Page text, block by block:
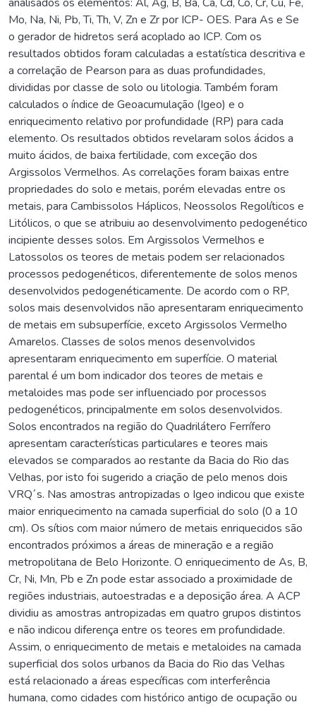
Mo, Na, Ni, Pb, Ti, Th, V, Zn e Zr por ICP- OES. Para As e Se
o gerador de hidretos será acoplado ao ICP. Com os
resultados obtidos foram calculadas a estatística descritiva e
a correlação de Pearson para as duas profundidades,
divididas por classe de solo ou litologia. Também foram
calculados o índice de Geoacumulação (Igeo) e o
enriquecimento relativo por profundidade (RP) para cada
elemento. Os resultados obtidos revelaram solos ácidos a
muito ácidos, de baixa fertilidade, com exceção dos
Argissolos Vermelhos. As correlações foram baixas entre
propriedades do solo e metais, porém elevadas entre os
metais, para Cambissolos Háplicos, Neossolos Regolíticos e
Litólicos, o que se atribuiu ao desenvolvimento pedogenético
incipiente desses solos. Em Argissolos Vermelhos e
Latossolos os teores de metais podem ser relacionados
processos pedogenéticos, diferentemente de solos menos
desenvolvidos pedogenéticamente. De acordo com o RP,
solos mais desenvolvidos não apresentaram enriquecimento
de metais em subsuperfície, exceto Argissolos Vermelho
Amarelos. Classes de solos menos desenvolvidos
apresentaram enriquecimento em superfície. O material
parental é um bom indicador dos teores de metais e
metaloides mas pode ser influenciado por processos
pedogenéticos, principalmente em solos desenvolvidos.
Solos encontrados na região do Quadrilátero Ferrífero
apresentam características particulares e teores mais
elevados se comparados ao restante da Bacia do Rio das
Velhas, por isto foi sugerido a criação de pelo menos dois
VRQ´s. Nas amostras antropizadas o Igeo indicou que existe
maior enriquecimento na camada superficial do solo (0 a 10
cm). Os sítios com maior número de metais enriquecidos são
encontrados próximos a áreas de mineração e a região
metropolitana de Belo Horizonte. O enriquecimento de As, B,
Cr, Ni, Mn, Pb e Zn pode estar associado a proximidade de
regiões industriais, autoestradas e a deposição área. A ACP
dividiu as amostras antropizadas em quatro grupos distintos
e não indicou diferença entre os teores em profundidade.
Assim, o enriquecimento de metais e metaloides na camada
superficial dos solos urbanos da Bacia do Rio das Velhas
está relacionado a áreas específicas com interferência
humana, como cidades com histórico antigo de ocupação ou